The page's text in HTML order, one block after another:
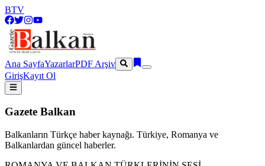
BTV
Ana SayfaYazarlarPDF Arşiv
GirişKayıt Ol
Gazete Balkan
Balkanların Türkçe haber kaynağı. Türkiye, Romanya ve
Balkanlardan güncel haberler.